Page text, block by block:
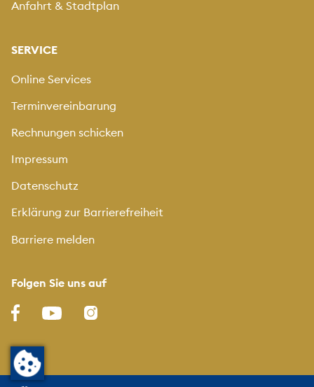
Anfahrt & Stadtplan
SERVICE
Online Services
Terminvereinbarung
Rechnungen schicken
Impressum
Datenschutz
Erklärung zur Barrierefreiheit
Barriere melden
Folgen Sie uns auf